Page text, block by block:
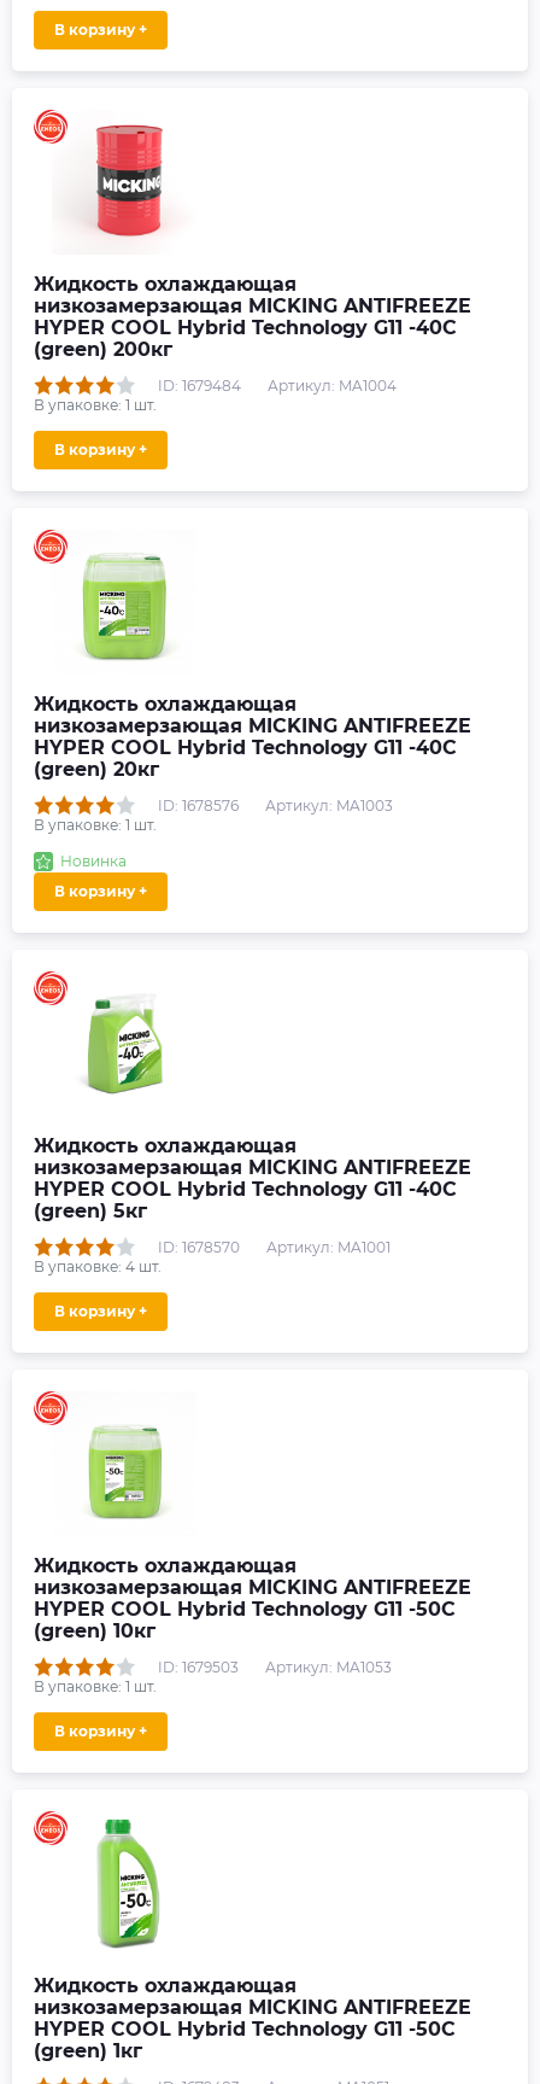
В корзину +
Жидкость охлаждающая
низкозамерзающая MICKING ANTIFREEZE
HYPER COOL Hybrid Technology G11 -40C
(green) 200кг
ID: 1679484
Артикул: MA1004
В упаковке: 1 шт.
В корзину +
Жидкость охлаждающая
низкозамерзающая MICKING ANTIFREEZE
HYPER COOL Hybrid Technology G11 -40C
(green) 20кг
ID: 1678576
Артикул: MA1003
В упаковке: 1 шт.
Новинка
В корзину +
Жидкость охлаждающая
низкозамерзающая MICKING ANTIFREEZE
HYPER COOL Hybrid Technology G11 -40C
(green) 5кг
ID: 1678570
Артикул: MA1001
В упаковке: 4 шт.
В корзину +
Жидкость охлаждающая
низкозамерзающая MICKING ANTIFREEZE
HYPER COOL Hybrid Technology G11 -50C
(green) 10кг
ID: 1679503
Артикул: MA1053
В упаковке: 1 шт.
В корзину +
Жидкость охлаждающая
низкозамерзающая MICKING ANTIFREEZE
HYPER COOL Hybrid Technology G11 -50C
(green) 1кг